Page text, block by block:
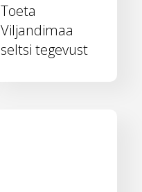
Toeta
Viljandimaa
seltsi tegevust